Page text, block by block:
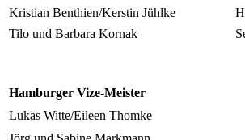
Kristian Benthien/Kerstin Jühlke
Tilo und Barbara Kornak
Hamburger Vize-Meister
Lukas Witte/Eileen Thomke